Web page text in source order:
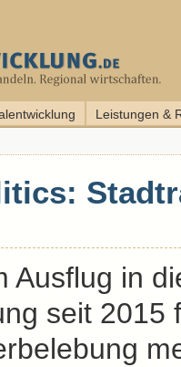
Leistungen &
Ausflug in
seit 2015